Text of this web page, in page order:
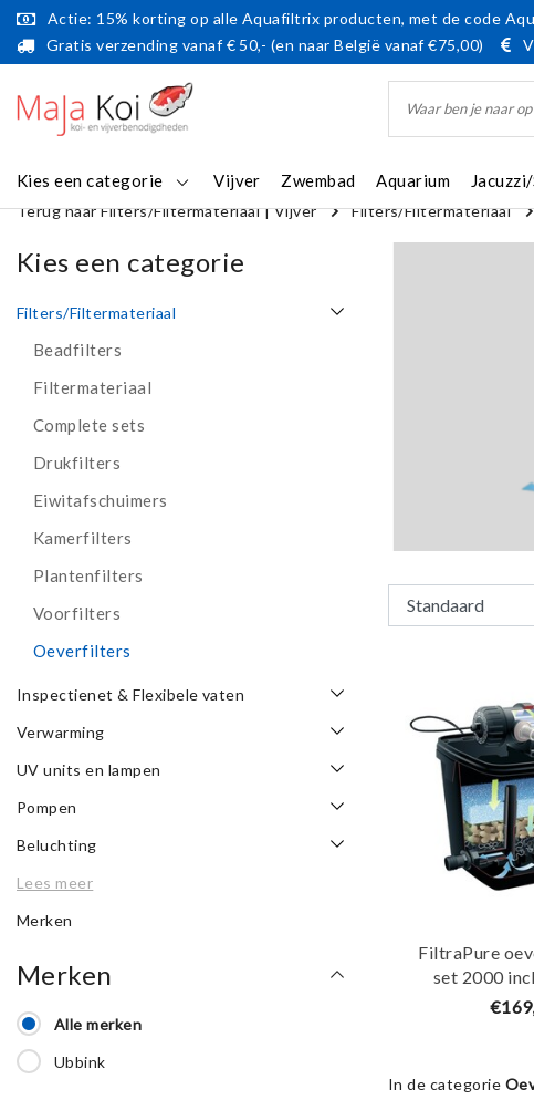
Actie: 15% korting op alle Aquafiltrix producten, met de code
Gratis verzending vanaf € 50,- (en naar België vanaf €75,00)
Kies een categorie Vijver Zwembad Aquarium
Terug naar Filters/Filtermateriaal|Vijver Filters/Filtermateriaal
Kies een categorie
Filters/Filtermateriaal
Beadfilters
Filtermateriaal
Complete sets
Drukfilters
Eiwitafschuimers
Kamerfilters
Plantenfilters
Voorfilters
Oeverfilters
Inspectienet & Flexibele vaten
Verwarming
UV units en lampen
Pompen
Beluchting
Lees meer
Merken
Merken
Alle merken
Ubbink
FiltraPure
set 2000
vijverpomp
In de categorie